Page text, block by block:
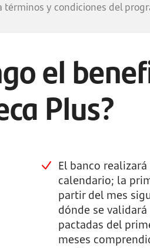
y condiciones del
el
Plus?
El banco
calendario; la
partir del mes
dónde se
pactadas del
meses